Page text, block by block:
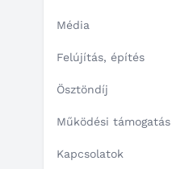
Média
Felújítás, építés
Ösztöndíj
Működési támogatás
Kapcsolatok